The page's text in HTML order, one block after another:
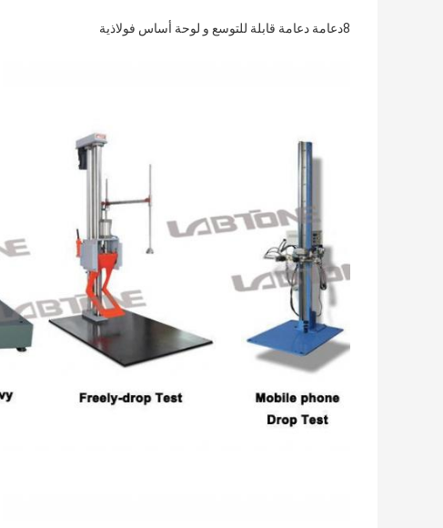
8دعامة دعامة قابلة للتوسع و لوحة أساس فولاذية